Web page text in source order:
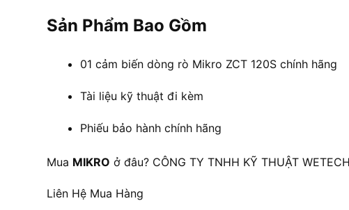
Sản Phẩm Bao Gồm
01 cảm biến dòng rò Mikro ZCT 120S chính hãng
Tài liệu kỹ thuật đi kèm
Phiếu bảo hành chính hãng
Mua MIKRO ở đâu? CÔNG TY TNHH KỸ THUẬT
Liên Hệ Mua Hàng